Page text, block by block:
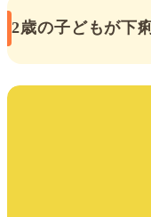
2歳の子どもが下